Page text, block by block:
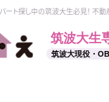
ート探し中の筑波大生必見！ 不
筑波大生
筑波大現役・